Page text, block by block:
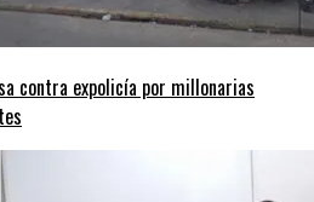
contra expolicía por millonarias